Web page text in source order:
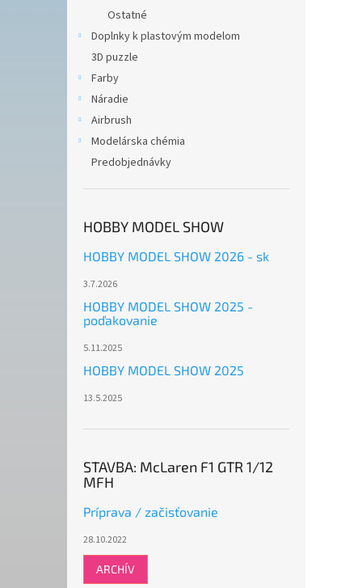
Ostatné
Doplnky k plastovým modelom
3D puzzle
Farby
Náradie
Airbrush
Modelárska chémia
Predobjednávky
HOBBY MODEL SHOW
HOBBY MODEL SHOW 2026 - sk
3.7.2026
HOBBY MODEL SHOW 2025 -
poďakovanie
5.11.2025
HOBBY MODEL SHOW 2025
13.5.2025
STAVBA: McLaren F1 GTR 1/12
MFH
Príprava / začisťovanie
28.10.2022
ARCHÍV